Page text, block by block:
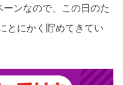
ンなので、この日のた
とにかく貯めてきてい